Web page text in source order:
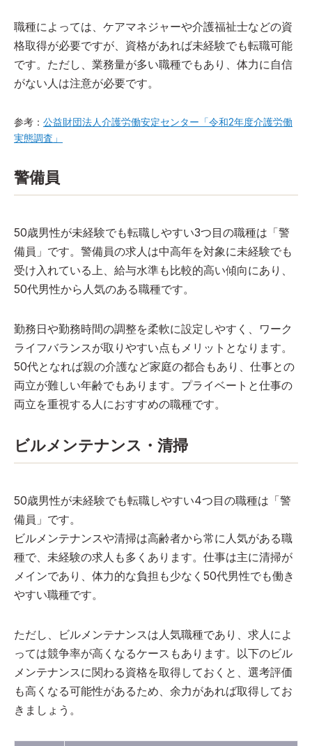
職種によっては、ケアマネジャーや介護福祉士などの資
格取得が必要ですが、資格があれば未経験でも転職可能
です。ただし、業務量が多い職種でもあり、体力に自信
がない人は注意が必要です。
参考： 公益財団法人介護労働安定センター「令和2年度介護労働
実態調査」
警備員
50歳男性が未経験でも転職しやすい3つ目の職種は「警
備員」です。警備員の求人は中高年を対象に未経験でも
受け入れている上、給与水準も比較的高い傾向にあり、
50代男性から人気のある職種です。
勤務日や勤務時間の調整を柔軟に設定しやすく、ワーク
ライフバランスが取りやすい点もメリットとなります。
50代となれば親の介護など家庭の都合もあり、仕事との
両立が難しい年齢でもあります。プライベートと仕事の
両立を重視する人におすすめの職種です。
ビルメンテナンス・清掃
50歳男性が未経験でも転職しやすい4つ目の職種は「警
備員」です。
ビルメンテナンスや清掃は高齢者から常に人気がある職
種で、未経験の求人も多くあります。仕事は主に清掃が
メインであり、体力的な負担も少なく50代男性でも働き
やすい職種です。
ただし、ビルメンテナンスは人気職種であり、求人によ
っては競争率が高くなるケースもあります。以下のビル
メンテナンスに関わる資格を取得しておくと、選考評価
も高くなる可能性があるため、余力があれば取得してお
きましょう。